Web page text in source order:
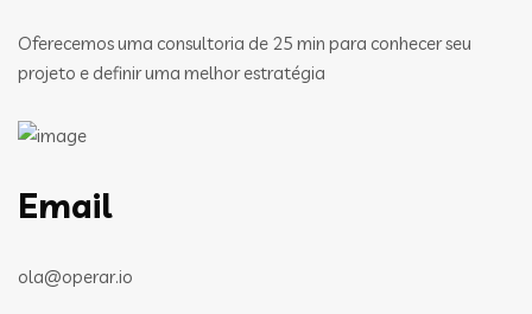
Oferecemos uma consultoria de 25 min para conhecer seu
projeto e definir uma melhor estratégia
Email
ola@operar.io